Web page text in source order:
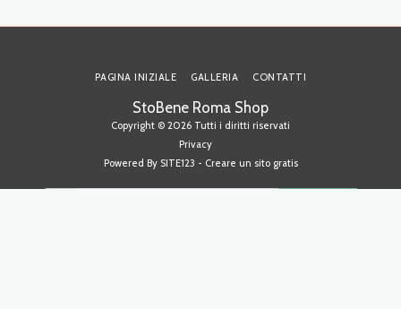
StoBene Roma Shop
Copyright © 2026 Tutti i diritti riservati
Privacy
Powered By SITE123 - Creare un sito gratis
PAGINA INIZIALE GALLERIA CONTATTI